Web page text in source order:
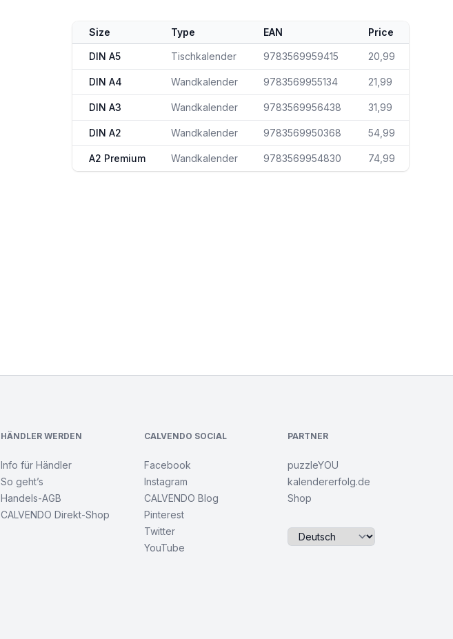
Size Type EAN Price
DIN A5 Tischkalender 9783569959415 20,99
DIN A4 Wandkalender 9783569955134 21,99
DIN A3 Wandkalender 9783569956438 31,99
DIN A2 Wandkalender 9783569950368 54,99
A2 Premium Wandkalender 9783569954830 74,99
HÄNDLER WERDEN
Info für Händler
So geht’s
Handels-AGB
CALVENDO Direkt-Shop
CALVENDO SOCIAL
Facebook
Instagram
CALVENDO Blog
Pinterest
Twitter
YouTube
PARTNER
puzzleYOU
kalendererfolg.de
Shop